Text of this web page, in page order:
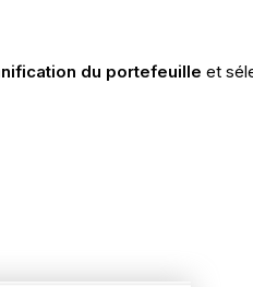
du portefeuilleet